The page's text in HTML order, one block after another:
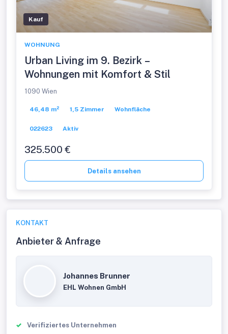
Kauf
WOHNUNG
Urban Living im 9. Bezirk –
Wohnungen mit Komfort & Stil
1090 Wien
46,48 m² 1,5 Zimmer Wohnfläche
022623 Aktiv
325.500 €
Details ansehen
KONTAKT
Anbieter & Anfrage
Johannes Brunner
EHL Wohnen GmbH
Verifiziertes Unternehmen